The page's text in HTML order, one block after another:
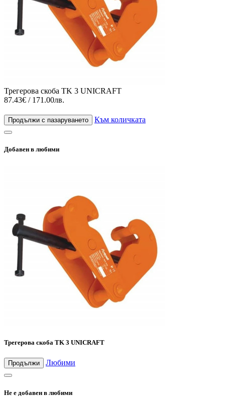
Трегерова скоба TK 3 UNICRAFT
87.43€ / 171.00лв.
Продължи с пазаруването Към количката
Добавен в любими
Трегерова скоба TK 3 UNICRAFT
Продължи Любими
Не е добавен в любими